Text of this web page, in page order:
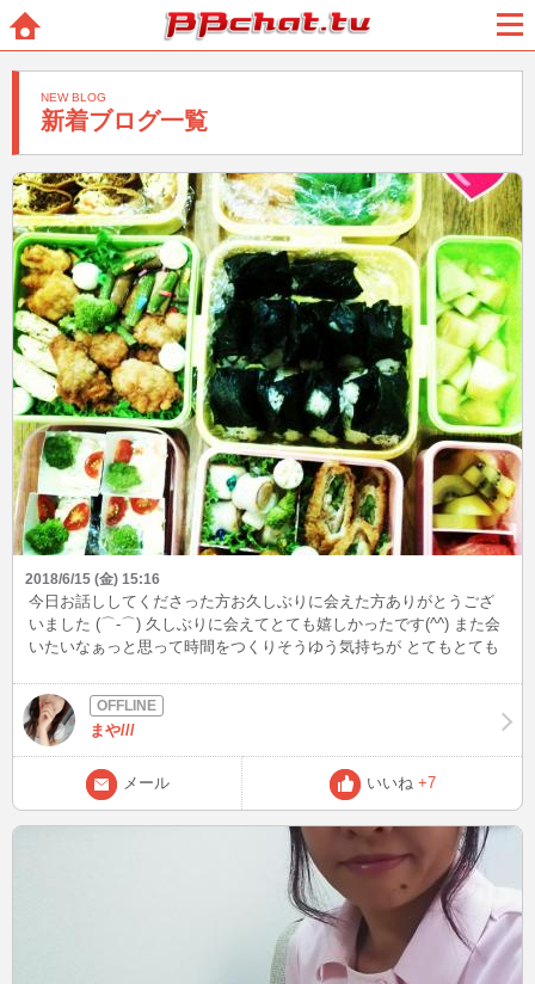
BBchatTV
新着ブログ一覧
NEW BLOG
2018/6/15 (金) 15:16
今日お話ししてくださった方お久しぶりに会えた方ありがとうござ
いました (⌒‐⌒) 久しぶりに会えてとても嬉しかったです(^^) また会
いたいなぁっと思って時間をつくりそうゆう気持ちが とてもとても
不思議～ また会いに来たよーって言ってもらえるように皆様との 時
間を大切に していきたいと思います(*^▽^)/ ★*☆♪ 先月子供の運動
会が終わりお弁当の 写メ撮ってみました(^-^)ゝ゛
まや///
メール いいね +7